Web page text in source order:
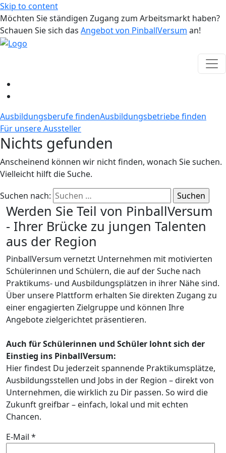
Skip to content
Möchten Sie ständigen Zugang zum Arbeitsmarkt haben?
Schauen Sie sich das Angebot von PinballVersum an!
Ausbildungsberufe findenAusbildungsbetriebe finden
Für unsere Aussteller
Nichts gefunden
Anscheinend können wir nicht finden, wonach Sie suchen.
Vielleicht hilft die Suche.
Suchen nach:
Werden Sie Teil von PinballVersum
- Ihrer Brücke zu jungen Talenten
aus der Region
PinballVersum vernetzt Unternehmen mit motivierten
Schülerinnen und Schülern, die auf der Suche nach
Praktikums- und Ausbildungsplätzen in ihrer Nähe sind.
Über unsere Plattform erhalten Sie direkten Zugang zu
einer engagierten Zielgruppe und können Ihre
Angebote zielgerichtet präsentieren.
Auch für Schülerinnen und Schüler lohnt sich der
Einstieg ins PinballVersum:
Hier findest Du jederzeit spannende Praktikumsplätze,
Ausbildungsstellen und Jobs in der Region – direkt von
Unternehmen, die wirklich zu Dir passen. So wird die
Zukunft greifbar – einfach, lokal und mit echten
Chancen.
E-Mail *